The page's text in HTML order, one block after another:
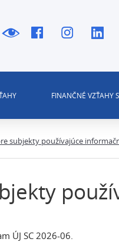
FINANČNÉ VZŤAHY
subjekty používajúce
ÚJ SC 2026-06.